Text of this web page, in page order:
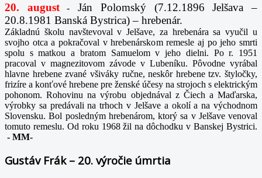
20. august-
Ján Polomský (7.12.1896 Jelšava –
20.8.1981 Banská Bystrica) – hrebenár.
Základnú školu navštevoval v Jelšave, za hrebenára sa vyučil u
svojho otca a pokračoval v hrebenárskom remesle aj po jeho smrti
spolu s matkou a bratom Samuelom v jeho dielni. Po r. 1951
pracoval v magnezitovom závode v Lubeníku. Pôvodne vyrábal
hlavne hrebene zvané všiváky ručne, neskôr hrebene tzv. štyločky,
frizíre a konťové hrebene pre ženské účesy na strojoch s elektrickým
pohonom. Rohovinu na výrobu objednával z Čiech a Maďarska,
výrobky sa predávali na trhoch v Jelšave a okolí a na východnom
Slovensku. Bol posledným hrebenárom, ktorý sa v Jelšave venoval
tomuto remeslu. Od roku 1968 žil na dôchodku v Banskej Bystrici.
- MM-
Gustáv Frák – 20. výročie úmrtia